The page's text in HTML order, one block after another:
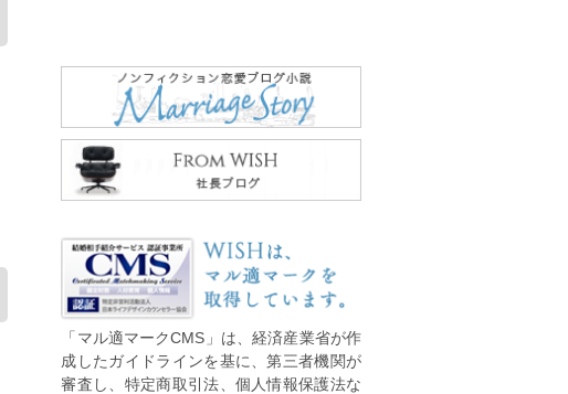
「マル適マークCMS」は、経済産業省が作
成したガイドラインを基に、第三者機関が
審査し、特定商取引法、個人情報保護法な